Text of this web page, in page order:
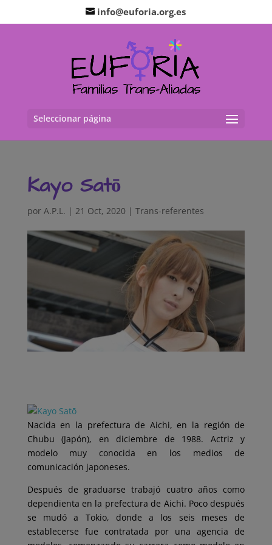
info@euforia.org.es
Seleccionar página
Kayo Satō
por A.P.L. | 21 Oct, 2020 | Trans-referentes
Nacida en la prefectura de Aichi, en la región de
Chubu (Japón), en diciembre de 1988. Actriz y
modelo muy conocida en los medios de
comunicación japoneses.
Después de graduarse trabajó cuatro años como
dependienta en la prefectura de Aichi. Poco después
se mudó a Tokio, donde a los seis meses de
establecerse fue contratada por una agencia de